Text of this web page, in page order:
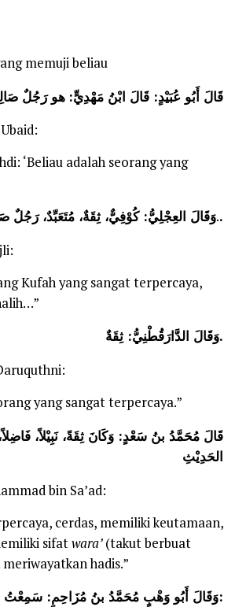
memuji beliau
قَالَ أَبُو عُبَيْدٍ: قَالَ ابْنُ مَهْدِيٍّ: هو رَجُلٌ
‘Beliau adalah seorang yang
وَقَالَ العِجْلِيُّ: كُوْفِيٌّ، ثِقَةٌ، مُتَعَبِّدٌ، رَجُلٌ..
Kufah yang sangat terpercaya,
وَقَالَ الدَّارَقُطْنِيُّ: ثِقَةٌ.
yang sangat terpercaya.”
قَالَ مُحَمَّدُ بنُ سَعْدٍ: وَكَانَ ثِقَةً، نَبِيْلاً، فَاضِلاً،
الحَدِيْثِ
bin Sa’ad:
cerdas, memiliki keutamaan,
sifatwara’(takut berbuat
hadis.”
وَقَالَ أَبُو وَهْبٍ مُحَمَّدُ بنُ مُزَاحِمٍ: سَمِعْتُ ابْنَ المُبَارَكِ يَقُوْلُ: